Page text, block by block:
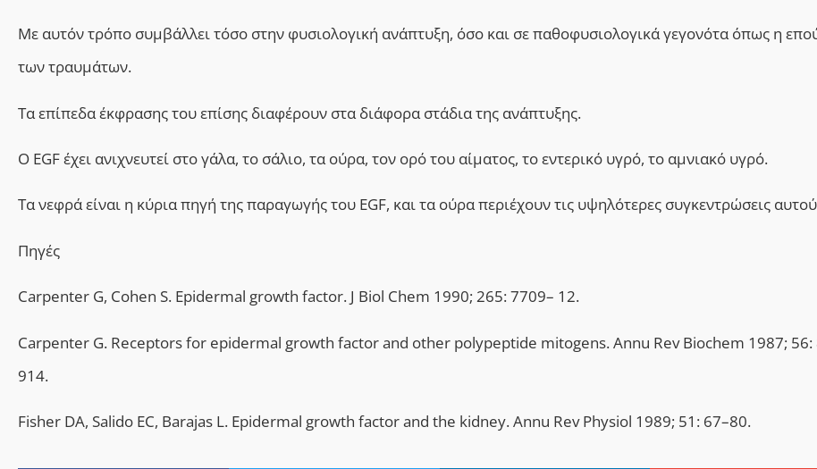
Με αυτόν τρόπο συμβάλλειτόσο στην φυσιολογική ανάπτυξη, όσο και σε παθοφυσιολογικά γεγονότα όπως η
των τραυμάτων.
Τα επίπεδα έκφρασης του επίσης διαφέρουν στα διάφορα στάδια της ανάπτυξης.
Ο EGF έχει ανιχνευτεί στο γάλα, το σάλιο, τα ούρα, τον ορό του αίματος, το εντερικό υγρό, το αμνιακό υγρό.
Τα νεφρά είναι η κύρια πηγή της παραγωγής του EGF, και τα ούρα περιέχουν τις υψηλότερες συγκεντρώσεις
Πηγές
Carpenter G, Cohen S. Epidermal growth factor. J Biol Chem 1990; 265: 7709– 12.
Carpenter G. Receptors for epidermal growth factor and other polypeptide mitogens. Annu Rev Biochem 1987; 56:
914.
Fisher DA, Salido EC, Barajas L. Epidermal growth factor and the kidney. Annu Rev Physiol 1989; 51: 67–80.